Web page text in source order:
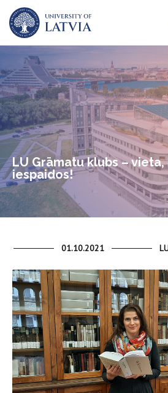
LU Grāmatu klubs –
iespaidos!
01.10.2021